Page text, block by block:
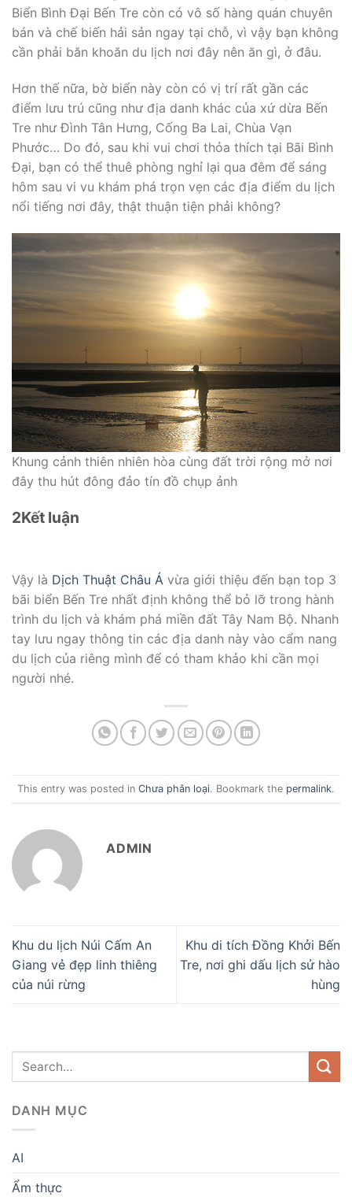
Biển Bình Đại Bến Tre còn có vô số hàng quán chuyên
bán và chế biến hải sản ngay tại chỗ, vì vậy bạn không
cần phải băn khoăn du lịch nơi đây nên ăn gì, ở đâu.
Hơn thế nữa, bờ biển này còn có vị trí rất gần các
điểm lưu trú cũng như địa danh khác của xứ dừa Bến
Tre như Đình Tân Hưng, Cống Ba Lai, Chùa Vạn
Phước… Do đó, sau khi vui chơi thỏa thích tại Bãi Bình
Đại, bạn có thể thuê phòng nghỉ lại qua đêm để sáng
hôm sau vi vu khám phá trọn vẹn các địa điểm du lịch
nổi tiếng nơi đây, thật thuận tiện phải không?
Khung cảnh thiên nhiên hòa cùng đất trời rộng mở nơi
đây thu hút đông đảo tín đồ chụp ảnh
2Kết luận
Vậy là Dịch Thuật Châu Á vừa giới thiệu đến bạn top 3
bãi biển Bến Tre nhất định không thể bỏ lỡ trong hành
trình du lịch và khám phá miền đất Tây Nam Bộ. Nhanh
tay lưu ngay thông tin các địa danh này vào cẩm nang
du lịch của riêng mình để có tham khảo khi cần mọi
người nhé.
This entry was posted in Chưa phân loại. Bookmark the permalink.
ADMIN
Khu du lịch Núi Cấm An
Giang vẻ đẹp linh thiêng
của núi rừng
Khu di tích Đồng Khởi Bến
Tre, nơi ghi dấu lịch sử hào
hùng
DANH MỤC
AI
Ẩm thực